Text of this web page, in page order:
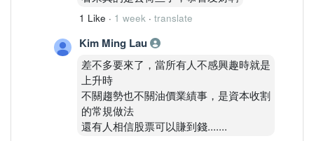
1 Like · 1 week · translate
Kim Ming Lau
差不多要來了，當所有人不感興趣時就是
上升時
不關趨勢也不關油價業績事，是資本收割
的常規做法
還有人相信股票可以賺到錢.......